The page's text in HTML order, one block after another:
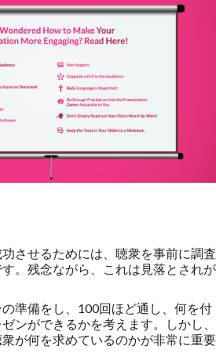
させるためには、聴衆を事前に調査
。残念ながら、これは見落とされが
準備をし、100回ほど通し、何を付
ンができるかを考えます。しかし、
が何を求めているのかが非常に重要